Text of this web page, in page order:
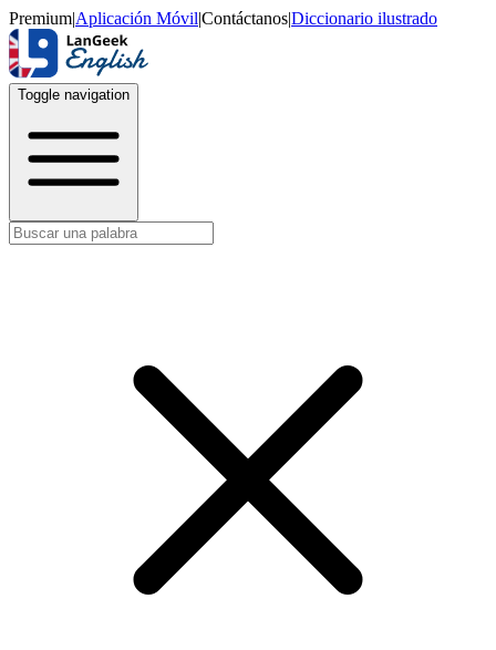
Premium|Aplicación Móvil|Contáctanos|Diccionario ilustrado
Toggle navigation